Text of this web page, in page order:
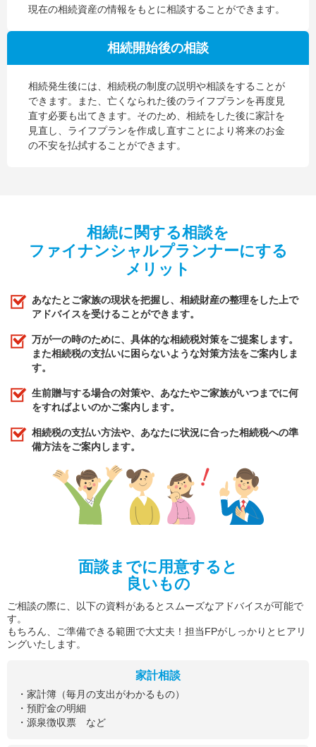
現在の相続資産の情報をもとに相談することができます。
相続開始後の相談
相続発生後には、相続税の制度の説明や相談をすることが
できます。また、亡くなられた後のライフプランを再度見
直す必要も出てきます。そのため、相続をした後に家計を
見直し、ライフプランを作成し直すことにより将来のお金
の不安を払拭することができます。
相続に関する相談を
ファイナンシャルプランナーにする
メリット
あなたとご家族の現状を把握し、相続財産の整理をした上で
アドバイスを受けることができます。
万が一の時のために、具体的な相続税対策をご提案します。
また相続税の支払いに困らないような対策方法をご案内しま
す。
生前贈与する場合の対策や、あなたやご家族がいつまでに何
をすればよいのかご案内します。
相続税の支払い方法や、あなたに状況に合った相続税への準
備方法をご案内します。
面談までに用意すると
良いもの
ご相談の際に、以下の資料があるとスムーズなアドバイスが可能で
す。
もちろん、ご準備できる範囲で大丈夫！担当FPがしっかりとヒアリ
ングいたします。
家計相談
・家計簿（毎月の支出がわかるもの）
・預貯金の明細
・源泉徴収票 など